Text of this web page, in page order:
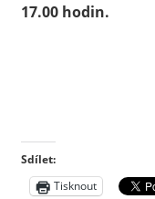
17.00 hodin.
Sdílet:
Tisknout